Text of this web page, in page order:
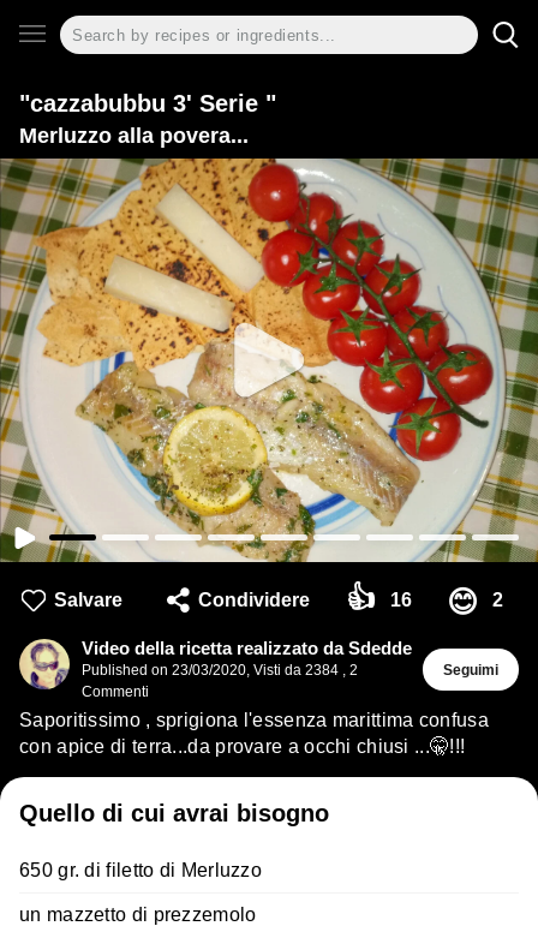
"cazzabubbu 3' Serie "
Merluzzo alla povera...
Salvare Condividere 👍 16 😊 2
Video della ricetta realizzato da Sdedde
Published on 23/03/2020, Visti da 2384 , 2
Commenti
Seguimi
Saporitissimo , sprigiona l'essenza marittima confusa
con apice di terra...da provare a occhi chiusi ...🤫!!!
Quello di cui avrai bisogno
650 gr. di filetto di Merluzzo
un mazzetto di prezzemolo